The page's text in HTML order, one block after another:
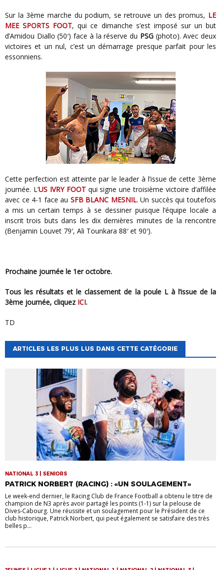
Sur la 3ème marche du podium, se retrouve un des promus, LE
MEE SPORTS FOOT, qui ce dimanche s’est imposé sur un but
d’Amidou Diallo (50′) face à la réserve du PSG (photo). Avec deux
victoires et un nul, c’est un démarrage presque parfait pour les
essonniens.
Cette perfection est atteinte par le leader à l’issue de cette 3ème
journée. L’US IVRY FOOTqui signe une troisième victoire d’affilée
avec ce 4-1 face au SFB BLANC MESNIL. Un succès qui toutefois
a mis un certain temps à se dessiner puisque l’équipe locale a
inscrit trois buts dans les dix dernières minutes de la rencontre
(Benjamin Louvet 79′, Ali Tounkara 88′ et 90′).
Prochaine journée le 1er octobre.
Tous les résultats et le classement de la poule L à l’issue de la
3ème journée, cliquez ICI.
TD
ARTICLES LES PLUS LUS DANS CETTE CATÉGORIE
NATIONAL 3 | SENIORS
PATRICK NORBERT (RACING) : «UN SOULAGEMENT»
Le week-end dernier, le Racing Club de France Football a obtenu le titre de
champion de N3 après avoir partagé les points (1-1) sur la pelouse de
Dives-Cabourg. Une réussite et un soulagement pour le Président de ce
club historique, Patrick Norbert, qui peut également se satisfaire des très
belles p...